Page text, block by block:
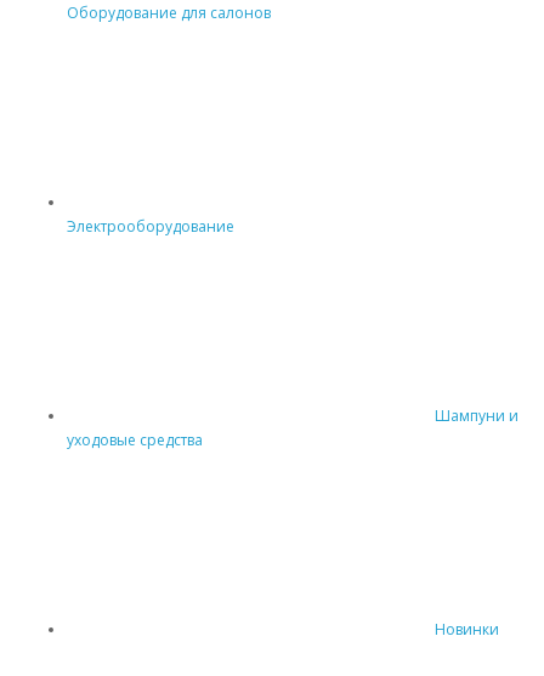
Оборудование для салонов
Электрооборудование
Шампуни и
уходовые средства
Новинки